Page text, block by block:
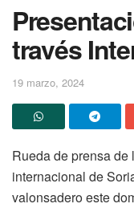
través
19 marzo, 2024
Rueda de prensa
internacional de
valonsadero este